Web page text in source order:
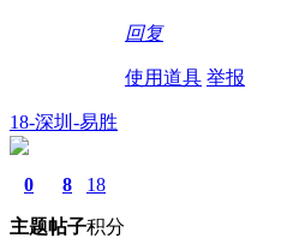
回复
使用道具 举报
18-深圳-易胜
0
主题
8
帖子
18
积分